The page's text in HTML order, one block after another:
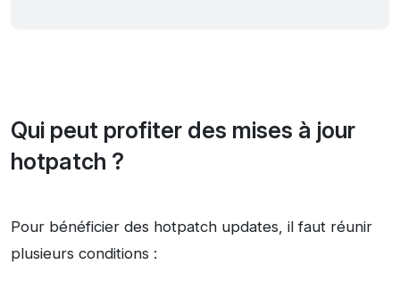
Qui peut profiter des mises à jour
hotpatch ?
Pour bénéficier des hotpatch updates, il faut réunir
plusieurs conditions :